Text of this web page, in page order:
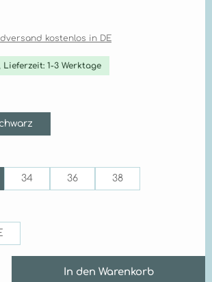
kostenlos in DE
1-3 Werktage
34 36 38
Gib den gewünschten Wert
In den Warenkorb